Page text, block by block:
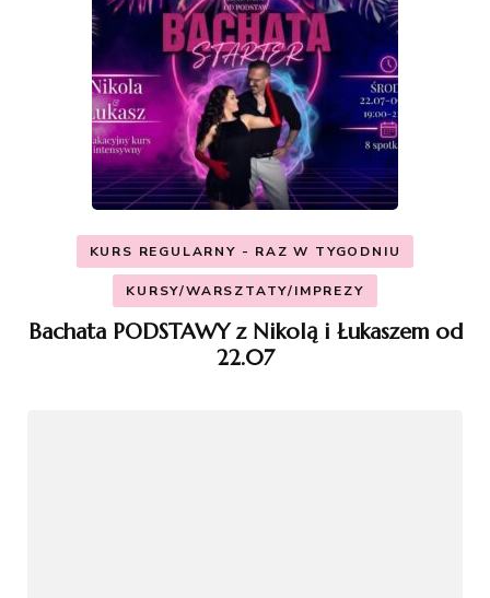
KURS REGULARNY - RAZ W TYGODNIU
KURSY/WARSZTATY/IMPREZY
Bachata PODSTAWY z Nikolą i Łukaszem od
22.07